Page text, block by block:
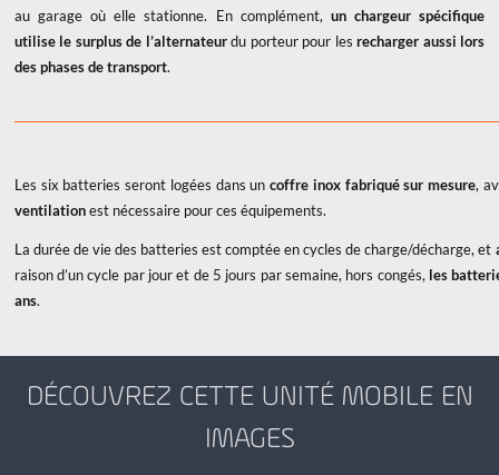
au garage où elle stationne. En complément, un chargeur spécifique
utilise le surplus de l’alternateurdu porteur pour lesrecharger aussi lors
des phases de transport.
Les six batteries seront logées dans uncoffre inox fabriqué sur mesure,
ventilationest nécessaire pour ces équipements.
La durée de vie des batteries est comptée en cycles de charge/décharge, et
raison d’un cycle par jour et de 5 jours par semaine, hors congés, les
ans.
DÉCOUVREZ CETTE UNITÉ MOBILE EN
IMAGES